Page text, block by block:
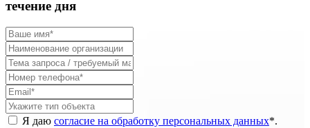
течение дня
Я даю согласие на обработку персональных данных*.